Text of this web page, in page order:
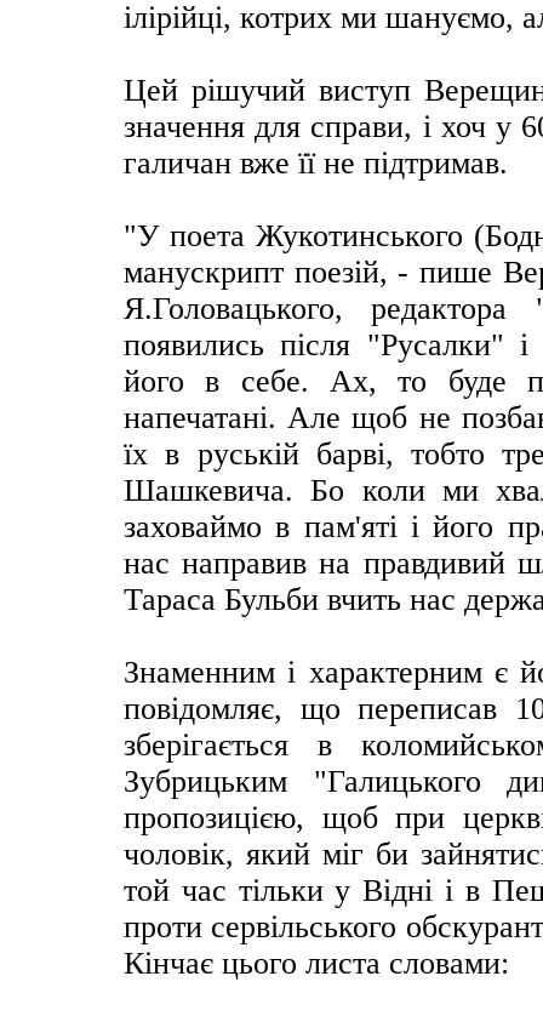
ілірійці, котрих ми шануємо,
Цей рішучий виступ
значення для справи, і хоч у
галичан вже її не підтримав.
"У поета Жукотинського
манускрипт поезій, - пише
Я.Головацького,
появились після "Русалки"
його в себе. Ах, то буде
напечатані. Але щоб не
їх в руській барві, тобто
Шашкевича. Бо коли ми
заховаймо в пам'яті і його
нас направив на правдивий
Тараса Бульби вчить нас
Знаменним і характерним є
повідомляє, що переписав
зберігається в
Зубрицьким "Галицького
пропозицією, щоб при
чоловік, який міг би
той час тільки у Відні і в
проти сервільського
Кінчає цього листа словами: